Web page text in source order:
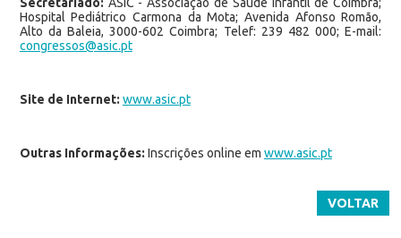
Hospital Pediátrico Carmona da Mota; Avenida Afonso Romão,
Alto da Baleia, 3000-602 Coimbra; Telef: 239 482 000; E-mail:
congressos@asic.pt
Site de Internet: www.asic.pt
Outras Informações: Inscrições online em www.asic.pt
VOLTAR